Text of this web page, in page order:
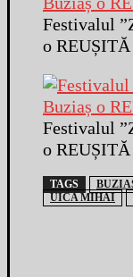
Festivalul
o REUȘITĂ
Festivalul
o REUȘITĂ
TAGS
UICA MIHAI